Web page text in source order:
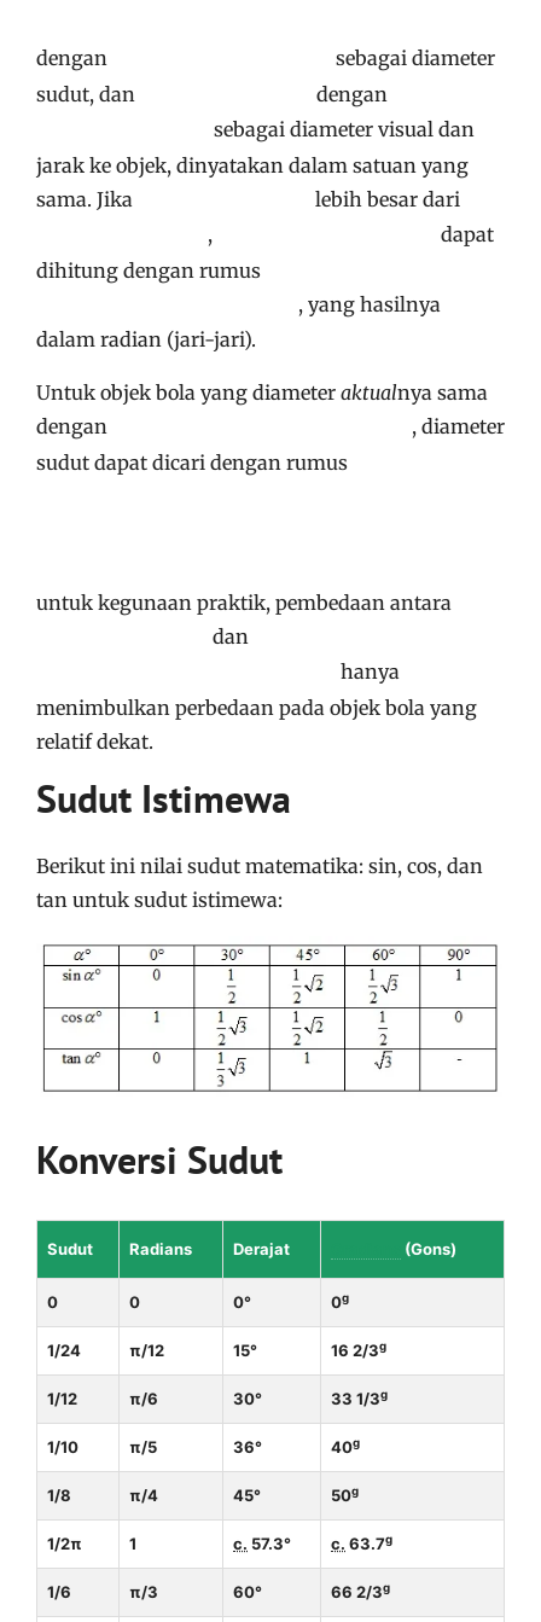
dengan
sebagai diameter
sudut, dan
dengan
sebagai diameter visual dan
jarak ke objek, dinyatakan dalam satuan yang
sama. Jika
lebih besar dari
,
dapat
dihitung dengan rumus
, yang hasilnya
dalam radian (jari-jari).
Untuk objek bola yang diameter aktualnya sama
dengan
, diameter
sudut dapat dicari dengan rumus
untuk kegunaan praktik, pembedaan antara
dan
hanya
menimbulkan perbedaan pada objek bola yang
relatif dekat.
Sudut Istimewa
Berikut ini nilai sudut matematika: sin, cos, dan
tan untuk sudut istimewa:
Konversi Sudut
Sudut Radians Derajat (Gons)
0 0 0° 0g
1/24 π/12 15° 16 2/3g
1/12 π/6 30° 33 1/3g
1/10 π/5 36° 40g
1/8 π/4 45° 50g
1/2π 1 c. 57.3° c. 63.7g
1/6 π/3 60° 66 2/3g